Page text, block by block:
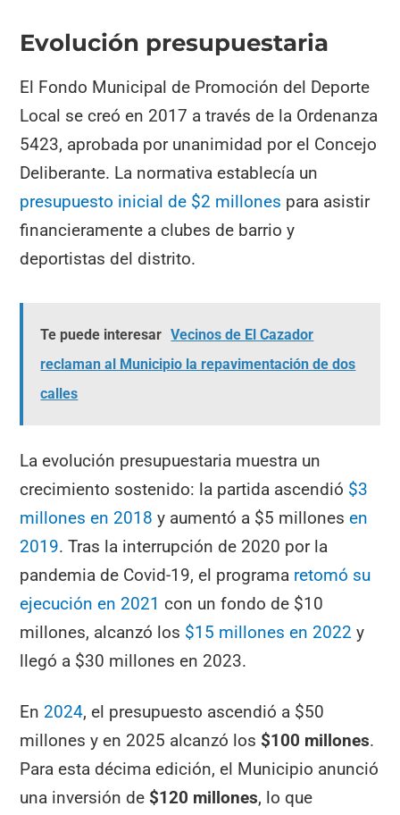
Evolución presupuestaria
El Fondo Municipal de Promoción del Deporte
Local se creó en 2017 a través de la Ordenanza
5423, aprobada por unanimidad por el Concejo
Deliberante. La normativa establecía un
presupuesto inicial de $2 millones para asistir
financieramente a clubes de barrio y
deportistas del distrito.
Te puede interesar Vecinos de El Cazador
reclaman al Municipio la repavimentación de dos
calles
La evolución presupuestaria muestra un
crecimiento sostenido: la partida ascendió $3
millones en 2018 y aumentó a $5 millonesen
2019. Tras la interrupción de 2020 por la
pandemia de Covid-19, el programa retomó su
ejecución en 2021 con un fondo de $10
millones, alcanzó los $15 millones en 2022 y
llegó a $30 millones en 2023.
En 2024, el presupuesto ascendió a $50
millones y en 2025 alcanzó los $100 millones.
Para esta décima edición, el Municipio anunció
una inversión de $120 millones, lo que